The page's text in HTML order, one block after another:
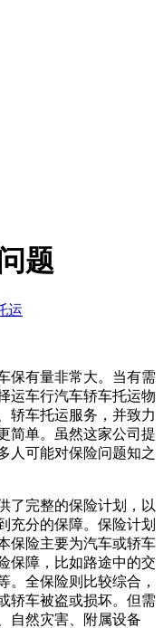
题
运
保有量非常大。当有需
运车行汽车轿车托运物
轿车托运服务，并致力
简单。虽然这家公司提
人可能对保险问题知之
了完整的保险计划，以
充分的保障。保险计划
保险主要为汽车或轿车
保障，比如路途中的交
。全保险则比较综合，
轿车被盗或损坏。但需
自然灾害、附属设备